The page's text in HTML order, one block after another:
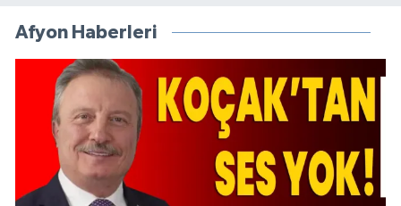
Afyon Haberleri